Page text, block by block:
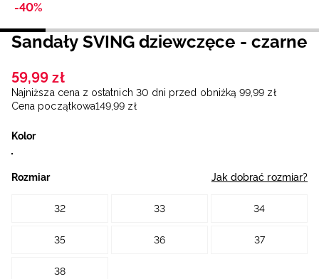
-40%
Sandały SVING dziewczęce - czarne
59,99 zł
Najniższa cena z ostatnich 30 dni przed obniżką 99,99 zł
Cena początkowa149,99 zł
Kolor
Rozmiar Jak dobrać rozmiar?
32 33 34
35 36 37
38